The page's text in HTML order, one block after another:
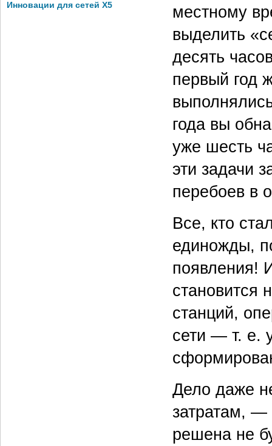
Инновации для сетей X5
местному
выделить
десять
первый год
года вы
уже шесть
эти задачи
перебоев в
Все, кто
единожды,
появления!
становится
станций,
сети — т. е.
Дело даже
затратам, —
решена не